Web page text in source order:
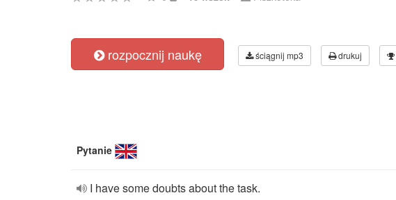
rozpocznij naukę ściągnij mp3 drukuj
Pytanie
I have some doubts about the task.